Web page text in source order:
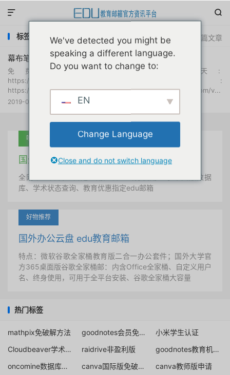


共 1 篇文章
标签：幕布高级版
幕布笔记高级版会员免费领取共405天
免费领取幕布高级版 180天:
https://mubu.com/vip_present/niaoge2019 99天:
https://mubu.com/vip_present/modao 30天: https://mubu.com/v...
2019-02-22 网络资源 阅读(
吐血推荐
国外学术美国 edu教育邮箱
全网唯一首发、自定义用户名、终身使用、学术文献数据
库、学术状态查询、教育优惠指定edu邮箱
好物推荐
国外办公云盘 edu教育邮箱
特点：微软谷歌全家桶教育版二合一办公套件；国外大学官
方365桌面版谷歌全家桶邮：内含Office全家桶、自定义用户
名、终身使用，可用于全平台安装、谷歌全家桶大容量
热门标签
mathpix免破解方法 goodnotes会员免费使用
小米学生认证
Cloudbeaver学术许可证申请
raidrive非盈利版
goodnotes教育机构管理员
oncomine数据库账号
canva国际版免破解永久
canva教师版申请
We've detected you might be
speaking a different language.
Do you want to change to:
EN
Change Language
Close and do not switch language